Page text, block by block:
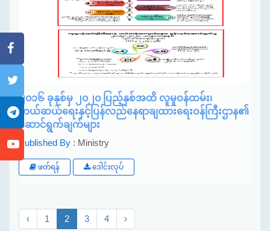
၂၀၁၆ ခုနှစ်မှ ၂၀၂၀ ပြည့်နှစ်အထိ လူမှုဝန်ထမ်း၊
ကယ်ဆယ်ရေးနှင့်ပြန်လည်နေရာချထားရေးဝန်ကြီးဌာန၏
ဆောင်ရွက်ချက်များ
Published By : Ministry
ဖတ်ရန် ဒေါင်းလုပ်
‹ 1 2 3 4 ›